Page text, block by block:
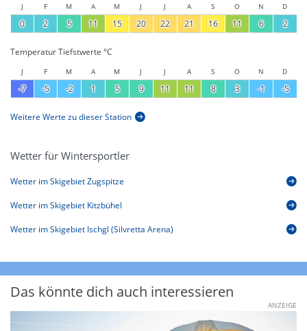
J F M A M J J A S O N D
0 2 5 11 15 20 22 21 16 11 6 2
Temperatur Tiefstwerte °C
J F M A M J J A S O N D
-7 -5 -2 1 5 9 11 11 8 3 -1 -5
Weitere Werte zu dieser Station
Wetter für Wintersportler
Wetter im Skigebiet Zugspitze
Wetter im Skigebiet Kitzbühel
Wetter im Skigebiet Ischgl (Silvretta Arena)
Das könnte dich auch interessieren
ANZEIGE